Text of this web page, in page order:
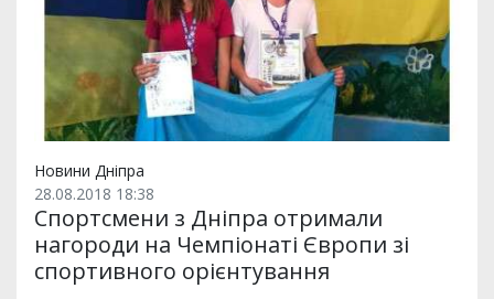
Новини Дніпра
28.08.2018 18:38
Спортсмени з Дніпра отримали
нагороди на Чемпіонаті Європи зі
спортивного орієнтування